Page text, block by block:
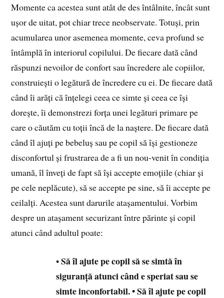
Momente ca acestea sunt atât de des întâlnite, încât sunt
ușor de uitat, pot chiar trece neobservate. Totuși, prin
acumularea unor asemenea momente, ceva profund se
întâmplă în interiorul copilului. De fiecare dată când
răspunzi nevoilor de confort sau încredere ale copiilor,
construiești o legătură de încredere cu ei. De fiecare dată
când îi arăți că înțelegi ceea ce simte și ceea ce își
dorește, îi demonstrezi forța unei legături primare pe
care o căutăm cu toții încă de la naștere. De fiecare dată
când îl ajuți pe bebeluș sau pe copil să își gestioneze
disconfortul și frustrarea de a fi un nou‑venit în condiția
umană, îl înveți de fapt să își accepte emoțiile (chiar și
pe cele neplăcute), să se accepte pe sine, să îi accepte pe
ceilalți. Acestea sunt darurile atașamentului. Vorbim
despre un atașament securizant între părinte și copil
atunci când adultul poate:
•Să îl ajute pe copil să se simtă în
siguranță atunci când e speriat sau se
simte inconfortabil.• Să îl ajute pe copil